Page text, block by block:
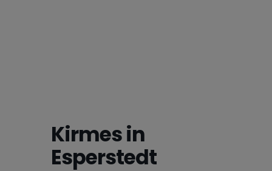
Kirmes in
Esperstedt